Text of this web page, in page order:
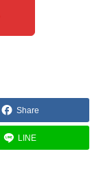
Share
LINE